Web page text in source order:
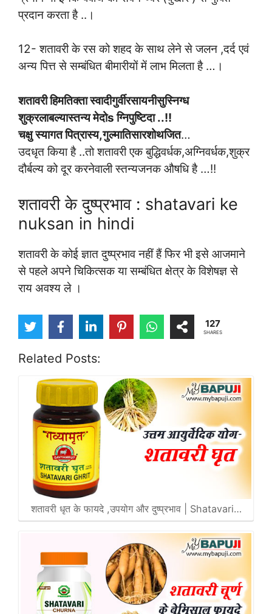
प्रदान करता है .. ।
12- शतावरी के रस को शहद के साथ लेने से जलन ,दर्द एवं
अन्य पित्त से सम्बंधित बीमारीयों में लाभ मिलता है … ।
शतावरी हिमतिक्ता स्वादीगुर्वीरसायनीसुस्निग्ध
शुक्रलाबल्यास्तन्य मेदोs ग्निपुष्टिदा ..!!
चक्षु स्यागत पित्रास्य,गुल्मातिसारशोथजित…
उदधृत किया है ..तो शतावरी एक बुद्धिवर्धक,अग्निवर्धक,शुक्र
दौर्बल्य को दूर करनेवाली स्तन्यजनक औषधि है …!!
शतावरी के दुष्प्रभाव : shatavari ke
nuksan in hindi
शतावरी के कोई ज्ञात दुष्प्रभाव नहीं हैं फिर भी इसे आजमाने
से पहले अपने चिकित्सक या सम्बंधित क्षेत्र के विशेषज्ञ से
राय अवश्य ले ।
127
SHARES
Related Posts:
शतावरी धृत के फायदे ,उपयोग और दुष्प्रभाव | Shatavari…